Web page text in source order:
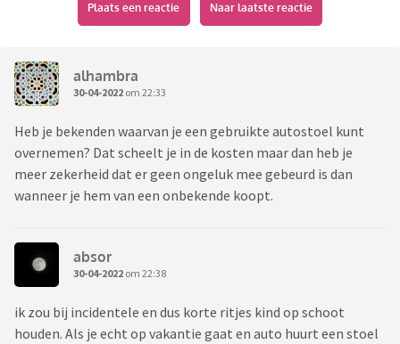
Plaats een reactie Naar laatste reactie
alhambra
30-04-2022 om 22:33
Heb je bekenden waarvan je een gebruikte autostoel kunt
overnemen? Dat scheelt je in de kosten maar dan heb je
meer zekerheid dat er geen ongeluk mee gebeurd is dan
wanneer je hem van een onbekende koopt.
absor
30-04-2022 om 22:38
ik zou bij incidentele en dus korte ritjes kind op schoot
houden. Als je echt op vakantie gaat en auto huurt een stoel